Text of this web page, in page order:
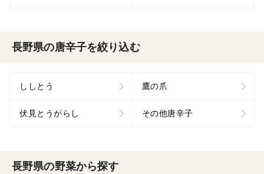
長野県の唐辛子を絞り込む
ししとう 鷹の爪
伏見とうがらし その他唐辛子
長野県の野菜から探す